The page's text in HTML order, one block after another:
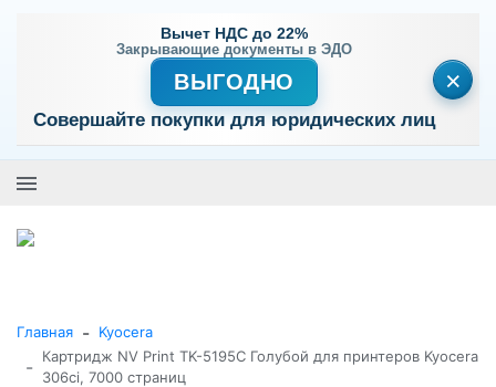
Вычет НДС до 22%
Закрывающие документы в ЭДО
ВЫГОДНО
Совершайте покупки для юридических лиц
×
Главная - Kyocera
-
Картридж NV Print TK-5195С Голубой для принтеров Kyocera
306ci, 7000 страниц